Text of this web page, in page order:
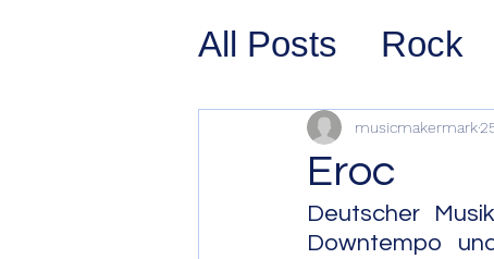
All Posts Rock
Prog Rock
Psychedelic/
Eroc
musicmakermark
Deutscher
Downtempo